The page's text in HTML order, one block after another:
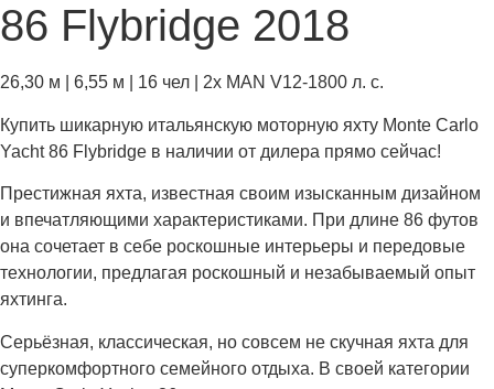
86 Flybridge 2018
26,30 м | 6,55 м | 16 чел | 2x MAN V12-1800 л. с.
Купить шикарную итальянскую моторную яхту Monte Carlo
Yacht 86 Flybridge в наличии от дилера прямо сейчас!
Престижная яхта, известная своим изысканным дизайном
и впечатляющими характеристиками. При длине 86 футов
она сочетает в себе роскошные интерьеры и передовые
технологии, предлагая роскошный и незабываемый опыт
яхтинга.
Серьёзная, классическая, но совсем не скучная яхта для
суперкомфортного семейного отдыха. В своей категории